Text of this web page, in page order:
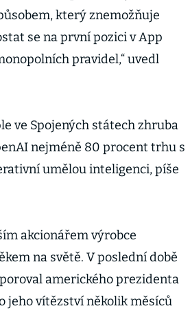
který znemožňuje
se na první pozici v App
pravidel,“ uvedl
ve Spojených státech zhruba
nejméně 80 procent trhu s
umělou inteligenci, píše
akcionářem výrobce
na světě. V poslední době
amerického prezidenta
jeho vítězství několik měsíců